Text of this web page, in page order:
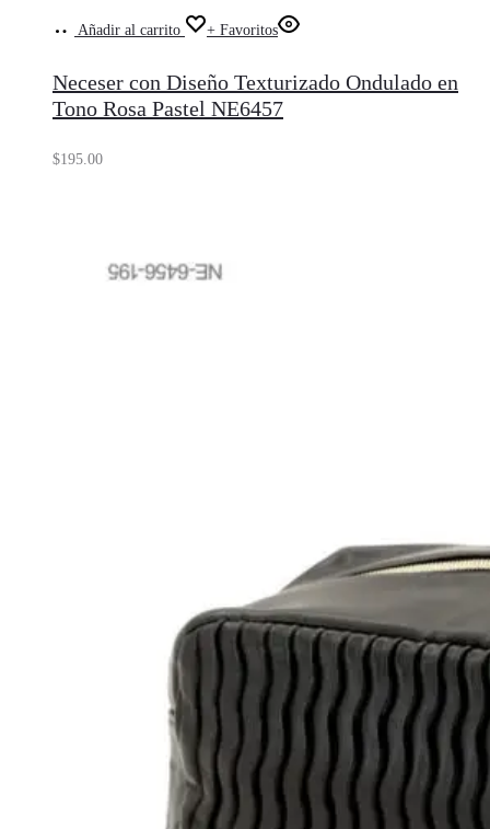
Añadir al carrito + Favoritos
Neceser con Diseño Texturizado Ondulado en
Tono Rosa Pastel NE6457
$195.00